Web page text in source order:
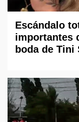
Escándalo
importantes
boda de Tini